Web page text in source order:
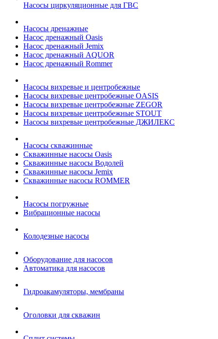
Насосы циркуляционные для ГВС
Насосы дренажные
Насос дренажный Oasis
Насос дренажный Jemix
Насос дренажный AQUOR
Насос дренажный Rommer
Насосы вихревые и центробежные
Насосы вихревые центробежные OASIS
Насосы вихревые центробежные ZEGOR
Насосы вихревые центробежные STOUT
Насосы вихревые центробежные ДЖИЛЕКС
Насосы скважинные
Скважинные насосы Oasis
Скважинные насосы Водолей
Скважинные насосы Jemix
Cкважинные насосы ROMMER
Насосы погружные
Вибрационные насосы
Колодезные насосы
Оборудование для насосов
Автоматика для насосов
Гидроакамуляторы, мембраны
Оголовки для скважин